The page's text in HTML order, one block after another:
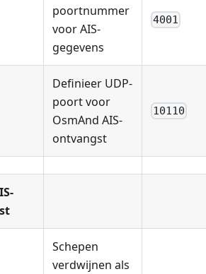
poortnummer
voor AIS-
gegevens
4001
Definieer UDP-
poort voor
OsmAnd AIS-
ontvangst
10110
Schepen
verdwijnen als